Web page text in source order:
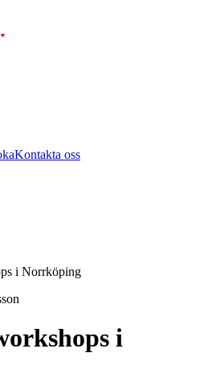
Kontakta oss
i Norrköping
i